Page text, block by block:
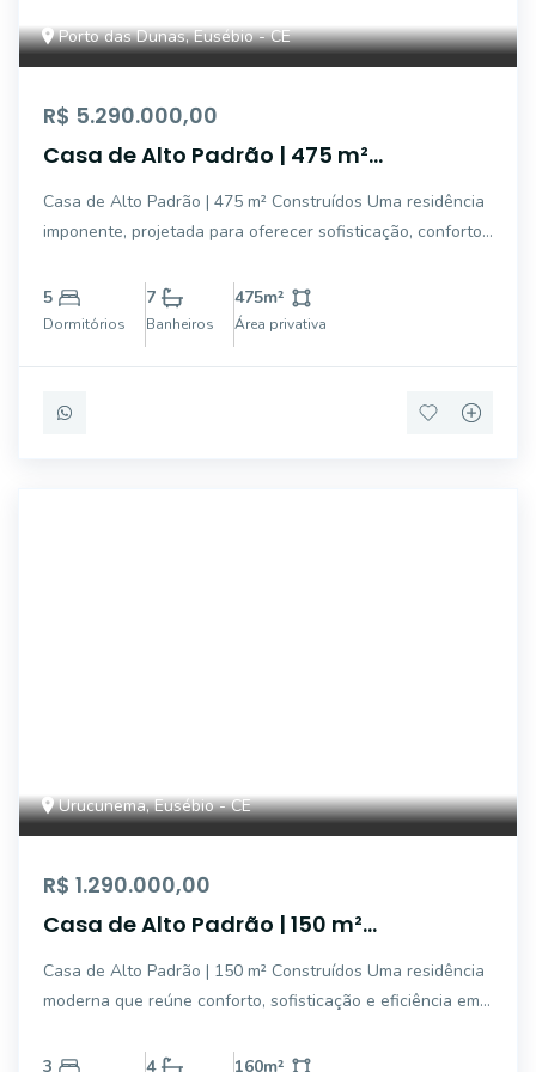
Porto das Dunas, Eusébio - CE
R$ 5.290.000,00
Casa de Alto Padrão | 475 m²
Casa de Alto Padrão | 475 m² Construídos Uma residência
imponente, projetada para oferecer sofisticação, conforto
sociais, espaços integrados e uma estrutura completa de
lazer e bem-estar, o imóvel pro
5
Dormitórios
7
Banheiros
475m²
Área privativa
Urucunema, Eusébio - CE
R$ 1.290.000,00
Casa de Alto Padrão | 150 m²
Casa de Alto Padrão | 150 m² Construídos Uma residência
moderna que reúne conforto, sofisticação e eficiência em
praticidade. Localizada em um dos condomínios mais
3 4 160m²